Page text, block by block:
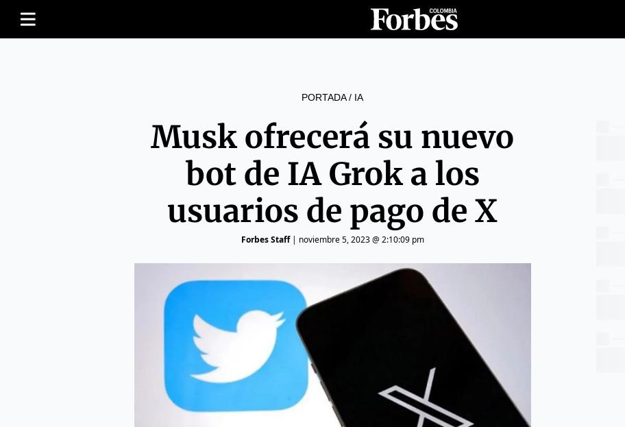
PORTADA/ IA
Musk ofrecerá su nuevo
bot de IA Grok a los
usuarios de pago de X
Forbes Staff| noviembre 5, 2023 @ 2:10:09 pm